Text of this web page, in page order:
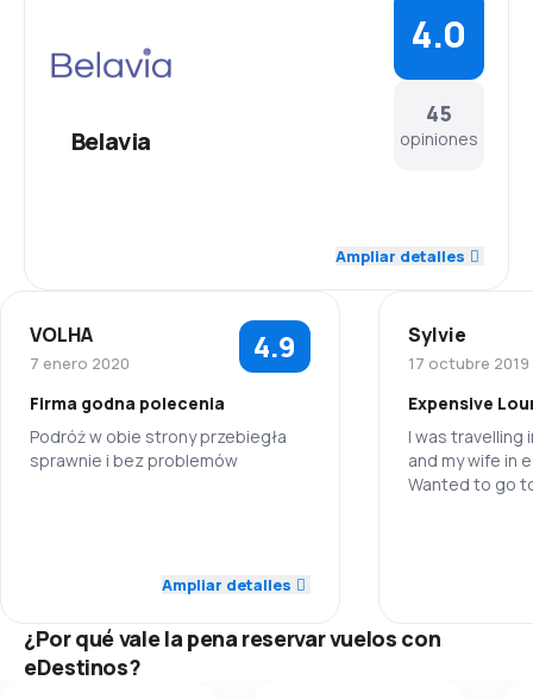
Belavia
45
opiniones
4.0
Red de conexiones 4.3
Precio del billete 3.6
Comodidad de viaje 3.9
Ampliar detalles
VOLHA
7 enero 2020 4.9
Firma godna polecenia
Podróż w obie strony przebiegła
sprawnie i bez problemów
5.0
Red de conexiones 5.0
Ampliar detalles
Sylvie
17 octubre 2019
Expensive
I was travelling
and my wife in
Wanted to go
reasonable!
¿Por qué vale la pena reservar vuelos con
eDestinos?